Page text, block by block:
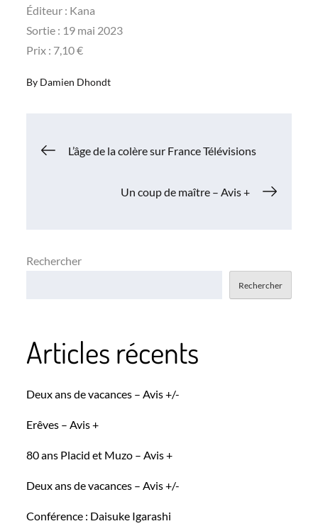
Éditeur : Kana
Sortie : 19 mai 2023
Prix : 7,10 €
By Damien Dhondt
Navigation
L’âge de la colère sur France Télévisions
Un coup de maître – Avis +
Rechercher
Rechercher
Articles récents
Deux ans de vacances – Avis +/-
Erêves – Avis +
80 ans Placid et Muzo – Avis +
Deux ans de vacances – Avis +/-
Conférence : Daisuke Igarashi